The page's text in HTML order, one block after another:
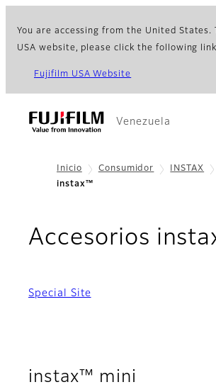
You are accessing from the United States.
USA website, please click the following
Fujifilm USA Website
Venezuela
Inicio Consumidor INSTAX
instax™
Accesorios
Special Site
instax™ mini